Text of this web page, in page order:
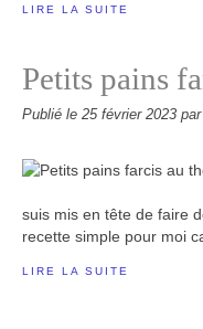
LIRE LA SUITE
Petits pains
Publié le 25 février 2023
suis mis en tête de faire
recette simple pour moi
LIRE LA SUITE